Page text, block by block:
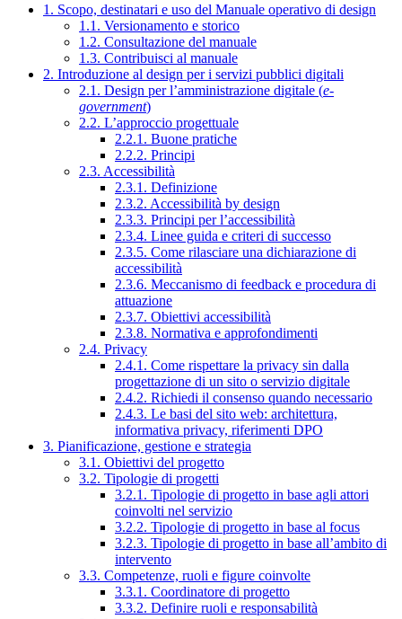
1. Scopo, destinatari e uso del Manuale operativo di design
1.1. Versionamento e storico
1.2. Consultazione del manuale
1.3. Contribuisci al manuale
2. Introduzione al design per i servizi pubblici digitali
2.1. Design per l’amministrazione digitale (e-
government)
2.2. L’approccio progettuale
2.2.1. Buone pratiche
2.2.2. Principi
2.3. Accessibilità
2.3.1. Definizione
2.3.2. Accessibilità by design
2.3.3. Principi per l’accessibilità
2.3.4. Linee guida e criteri di successo
2.3.5. Come rilasciare una dichiarazione di
accessibilità
2.3.6. Meccanismo di feedback e procedura di
attuazione
2.3.7. Obiettivi accessibilità
2.3.8. Normativa e approfondimenti
2.4. Privacy
2.4.1. Come rispettare la privacy sin dalla
progettazione di un sito o servizio digitale
2.4.2. Richiedi il consenso quando necessario
2.4.3. Le basi del sito web: architettura,
informativa privacy, riferimenti DPO
3. Pianificazione, gestione e strategia
3.1. Obiettivi del progetto
3.2. Tipologie di progetti
3.2.1. Tipologie di progetto in base agli attori
coinvolti nel servizio
3.2.2. Tipologie di progetto in base al focus
3.2.3. Tipologie di progetto in base all’ambito di
intervento
3.3. Competenze, ruoli e figure coinvolte
3.3.1. Coordinatore di progetto
3.3.2. Definire ruoli e responsabilità